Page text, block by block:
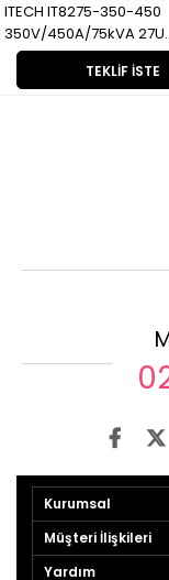
TEKLIF İSTE
ITECH IT8275-350-450
350V/450A/75kVA 27U
Rejeneratif
Kurumsal
Müşteri İlişkileri
Yardım